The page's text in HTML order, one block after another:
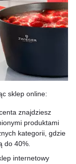
sklep online:
znajdziesz
produktami
kategorii, gdzie
do 40%.
internetowy